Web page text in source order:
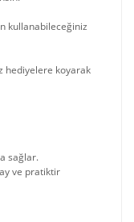
kullanabileceğiniz
hediyelere koyarak
sağlar.
ve pratiktir